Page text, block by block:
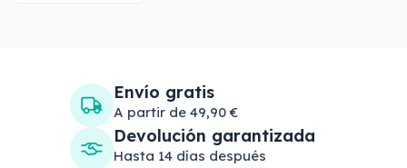
Envío gratis
A partir de 49,90 €
Devolución garantizada
Hasta 14 días después